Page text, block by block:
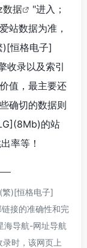
数据
"进入；
站数据为准，
)[恒格电子]
收录以及索引
值，最主要还
确切的数据则
的站
率等！
繁)[恒格电子]
接的准确性和完
海导航-网址导航
时，该网页上